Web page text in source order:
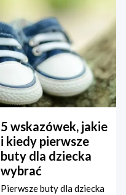
5 wskazówek, jakie
i kiedy pierwsze
buty dla dziecka
wybrać
Pierwsze buty dla dziecka